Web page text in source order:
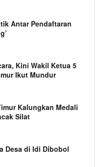
Antar Pendaftaran
Kini Wakil Ketua 5
Ikut Mundur
Kalungkan Medali
Silat
Desa di Idi Dibobol